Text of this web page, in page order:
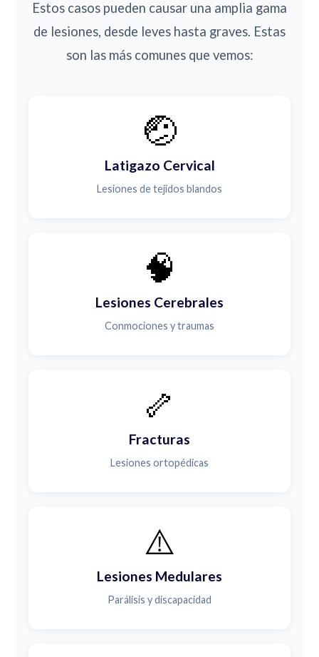
Estos casos pueden causar una amplia gama
de lesiones, desde leves hasta graves. Estas
son las más comunes que vemos:
🤕
Latigazo Cervical
Lesiones de tejidos blandos
🧠
Lesiones Cerebrales
Conmociones y traumas
🦴
Fracturas
Lesiones ortopédicas
⚠️
Lesiones Medulares
Parálisis y discapacidad